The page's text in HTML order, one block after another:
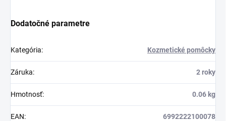
Dodatočné parametre
Kategória: Kozmetické pomôcky
Záruka: 2 roky
Hmotnosť: 0.06 kg
EAN: 6992222100078